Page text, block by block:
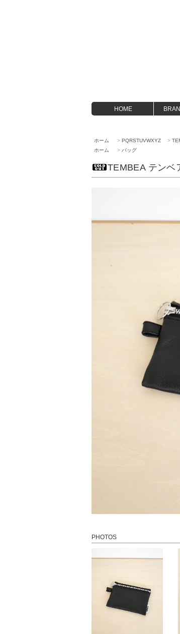
HOME
ホーム > PQRSTUVWXYZ >
ホーム
> バッグ
TEMBEA テンベ
PHOTOS